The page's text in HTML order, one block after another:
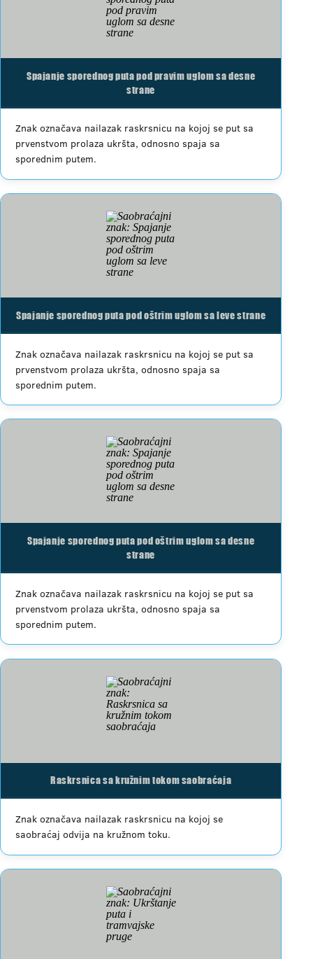
Spajanje sporednog puta pod pravim uglom sa desne
strane
Znak označava nailazak raskrsnicu na kojoj se put sa
prvenstvom prolaza ukršta, odnosno spaja sa
sporednim putem.
Spajanje sporednog puta pod oštrim uglom sa leve strane
Znak označava nailazak raskrsnicu na kojoj se put sa
prvenstvom prolaza ukršta, odnosno spaja sa
sporednim putem.
Spajanje sporednog puta pod oštrim uglom sa desne
strane
Znak označava nailazak raskrsnicu na kojoj se put sa
prvenstvom prolaza ukršta, odnosno spaja sa
sporednim putem.
Raskrsnica sa kružnim tokom saobraćaja
Znak označava nailazak raskrsnicu na kojoj se
saobraćaj odvija na kružnom toku.